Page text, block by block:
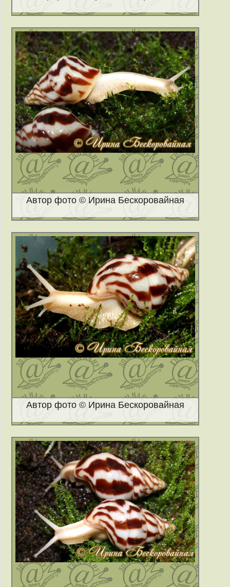
Автор фото © Ирина Бескоровайная
Автор фото © Ирина Бескоровайная